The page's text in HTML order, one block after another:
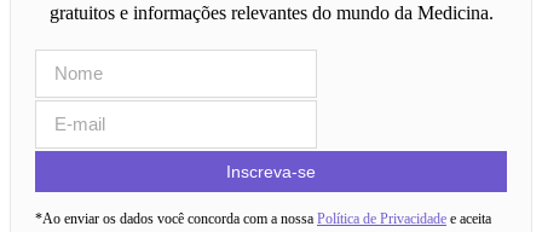
gratuitos e informações relevantes do mundo da Medicina.
Inscreva-se
*Ao enviar os dados você concorda com a nossa Política de Privacidade e aceita